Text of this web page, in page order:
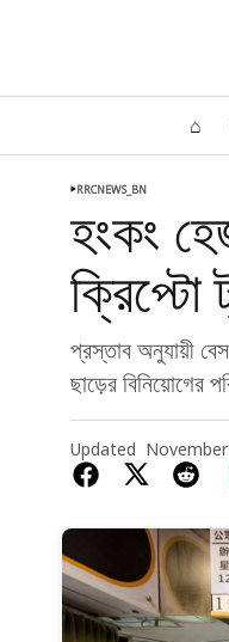
⌂
RRCNEWS_BN
হংকং
ক্রিপ্টো
প্রস্তাব অনুযায়ী
ছাড়ের বিনিয়োগের
Updated